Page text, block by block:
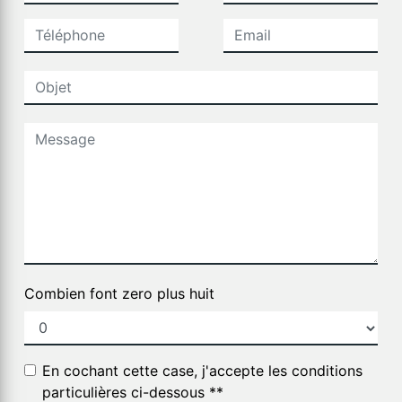
Combien font zero plus huit
En cochant cette case, j'accepte les conditions
particulières ci-dessous **